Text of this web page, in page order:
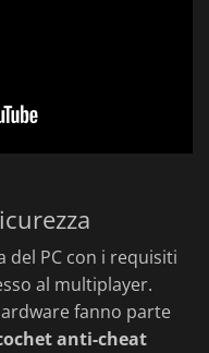
del PC con i requisiti
al multiplayer.
fanno parte
anti-cheat